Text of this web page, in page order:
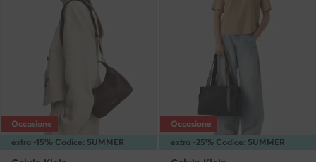
extra -15% Codice: SUMMER
Occasione
extra -25% Codice: SUMMER
Occasione